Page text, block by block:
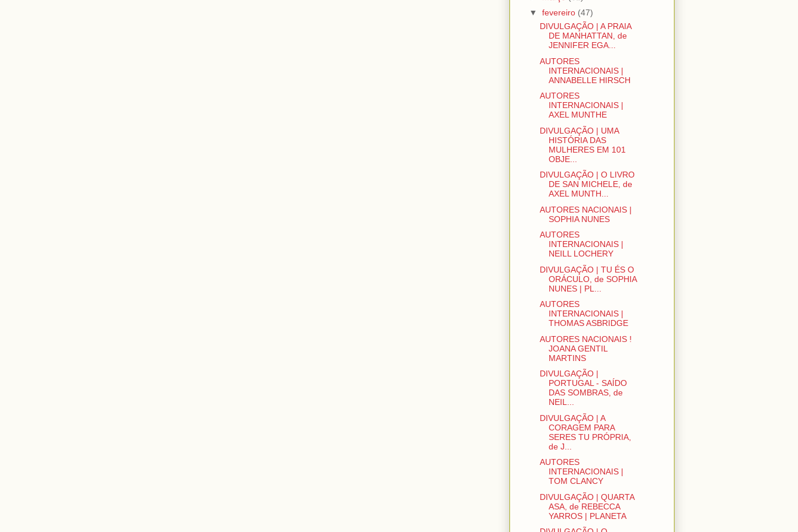
▼ fevereiro (47)
DIVULGAÇÃO | A PRAIA
DE MANHATTAN, de
JENNIFER EGA...
AUTORES
INTERNACIONAIS |
ANNABELLE HIRSCH
AUTORES
INTERNACIONAIS |
AXEL MUNTHE
DIVULGAÇÃO | UMA
HISTÓRIA DAS
MULHERES EM 101
OBJE...
DIVULGAÇÃO | O LIVRO
DE SAN MICHELE, de
AXEL MUNTH...
AUTORES NACIONAIS |
SOPHIA NUNES
AUTORES
INTERNACIONAIS |
NEILL LOCHERY
DIVULGAÇÃO | TU ÉS O
ORÁCULO, de SOPHIA
NUNES | PL...
AUTORES
INTERNACIONAIS |
THOMAS ASBRIDGE
AUTORES NACIONAIS !
JOANA GENTIL
MARTINS
DIVULGAÇÃO |
PORTUGAL - SAÍDO
DAS SOMBRAS, de
NEIL...
DIVULGAÇÃO | A
CORAGEM PARA
SERES TU PRÓPRIA,
de J...
AUTORES
INTERNACIONAIS |
TOM CLANCY
DIVULGAÇÃO | QUARTA
ASA, de REBECCA
YARROS | PLANETA